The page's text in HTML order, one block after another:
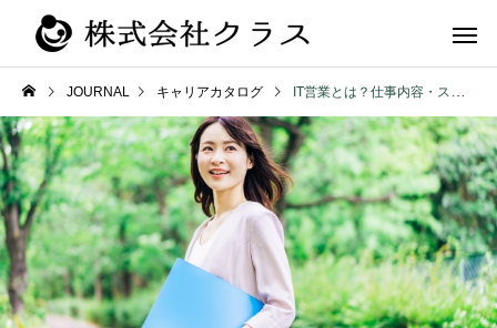
第二新卒・メ
ラス
JOURNAL キャリアカタログ IT営業とは？仕事内容・スキル・キャリアパスを徹底解説